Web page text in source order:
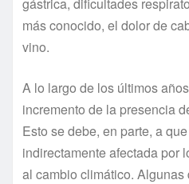
más conocido, el dolor de
vino.
A lo largo de los últimos
incremento de la presencia
Esto se debe, en parte, a
indirectamente afectada por
al cambio climático.